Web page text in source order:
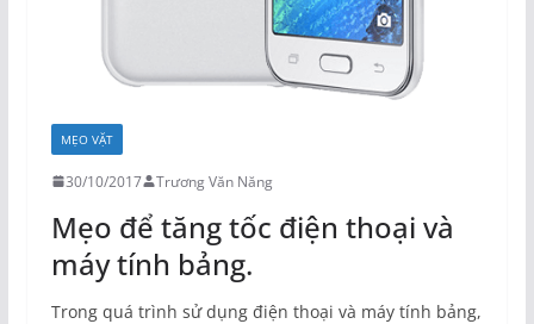
MẸO VẶT
30/10/2017 Trương Văn Năng
Mẹo để tăng tốc điện thoại và
máy tính bảng.
Trong quá trình sử dụng điện thoại và máy tính bảng,